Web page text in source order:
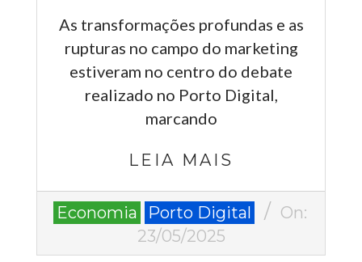
As transformações profundas e as
rupturas no campo do marketing
estiveram no centro do debate
realizado no Porto Digital,
marcando
LEIA MAIS
2025-
05-
Economia Porto Digital
On:
23/05/2025